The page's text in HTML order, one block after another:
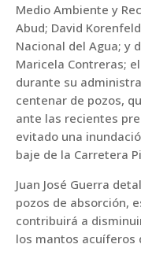
Medio Ambiente y
Abud; David
Nacional del Agua; y
Maricela Contreras;
durante su
centenar de pozos,
ante las recientes
evitado una
baje de la Carretera
Juan José Guerra
pozos de absorción,
contribuirá a
los mantos acuíferos